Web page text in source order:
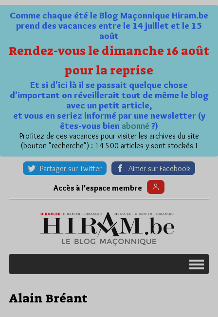
Comme chaque été le Blog Maçonnique Hiram.be
prend des vacances entre le 14 juillet et le 15
août
Rendez-vous le dimanche 16 août
pour la reprise
Et si d'ici là il se passait quelque chose
d'important on réveillerait tout de même le blog
avec un petit article,
et vous en seriez informé par une newsletter (y
êtes-vous bien abonné ?)
Profitez de ces vacances pour visiter les archives du site
(bouton "recherche") : 14 500 articles y sont stockés !
Partager sur Twitter Aimer sur Facebook
Accès à l’espace membre
Alain Bréant